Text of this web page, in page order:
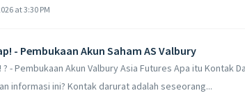
at 3:30 PM
- Pembukaan Akun Saham AS Valbury
? - Pembukaan Akun Valbury Asia Futures Apa itu Kontak
informasi ini? Kontak darurat adalah seseorang...